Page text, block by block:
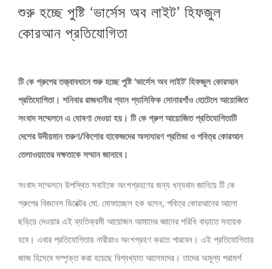
Larger
Image
শুরু হচ্ছে পুষ্টি ‘ভার্সেস অব লাইট’ হিফজুল
কোরআন প্রতিযোগিতা
টি কে গ্রুপের তত্ত্বাবধানে শুরু হচ্ছে পুষ্টি ‘ভার্সেস অব লাইট’ হিফজুল কোরআন
প্রতিযোগিতা। শনিবার রাজধানীর প্যান প্যাসিফিক সোনারগাঁও হোটেলে আয়োজিত
সংবাদ সম্মেলনে এ ঘোষণা দেওয়া হয়। টি কে গ্রুপ আয়োজিত প্রতিযোগিতাটি
দেশের উদীয়মান তরুণ/কিশোর হাফেজদের অসাধারণ প্রতিভা ও পবিত্র কোরআন
তেলাওয়াতের দক্ষতাকে সম্মান জানাবে।
সংবাদ সম্মেলনে উপস্থিত সবাইকে অংশগ্রহণের জন্য ধন্যবাদ জানিয়ে টি কে
গ্রুপের বিজনেস ডিরেক্টর মো. মোফাচ্ছেল হক বলেন, পবিত্র কোরআনের আলো
ছড়িয়ে দেওয়ার এই ব্যতিক্রমী আয়োজন আমাদের জ্ঞানের পরিধি বাড়াতে সহায়ক
হবে। এবার প্রতিযোগিতায় নারীরাও অংশগ্রহণ করতে পারবেন। এই প্রতিযোগিতায়
জাজ হিসেবে সম্পৃক্ত করা হয়েছে বিশ্বখ্যাত আলেমদের। তাদের অমূল্য পরামর্শ